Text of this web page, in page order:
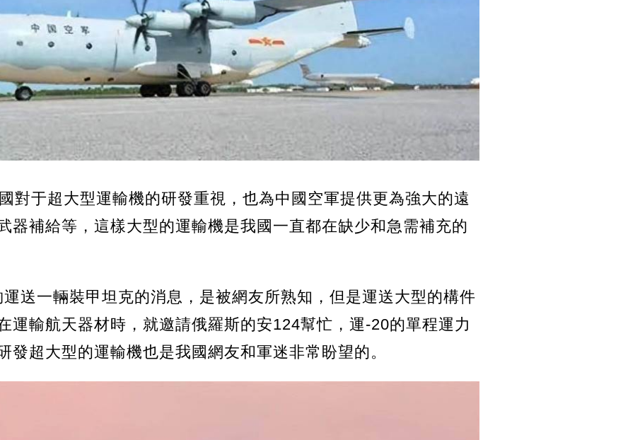
對于超大型運輸機的研發重視，也為中國空軍提供更為強大的遠
器補給等，這樣大型的運輸機是我國一直都在缺少和急需補充的
送一輛裝甲坦克的消息，是被網友所熟知，但是運送大型的構件
運輸航天器材時，就邀請俄羅斯的安124幫忙，運-20的單程運力
發超大型的運輸機也是我國網友和軍迷非常盼望的。